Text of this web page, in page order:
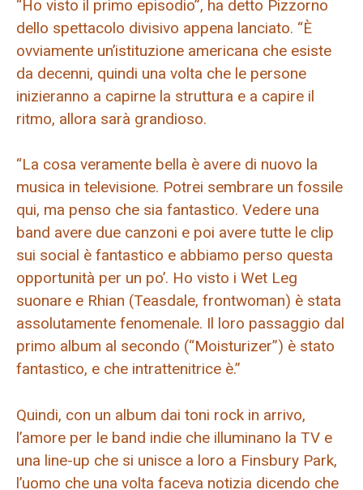
“Ho visto il primo episodio”, ha detto Pizzorno
dello spettacolo divisivo appena lanciato. “È
ovviamente un’istituzione americana che esiste
da decenni, quindi una volta che le persone
inizieranno a capirne la struttura e a capire il
ritmo, allora sarà grandioso.
“La cosa veramente bella è avere di nuovo la
musica in televisione. Potrei sembrare un fossile
qui, ma penso che sia fantastico. Vedere una
band avere due canzoni e poi avere tutte le clip
sui social è fantastico e abbiamo perso questa
opportunità per un po’. Ho visto i Wet Leg
suonare e Rhian (Teasdale, frontwoman) è stata
assolutamente fenomenale. Il loro passaggio dal
primo album al secondo (“Moisturizer”) è stato
fantastico, e che intrattenitrice è.”
Quindi, con un album dai toni rock in arrivo,
l’amore per le band indie che illuminano la TV e
una line-up che si unisce a loro a Finsbury Park,
l’uomo che una volta faceva notizia dicendo che